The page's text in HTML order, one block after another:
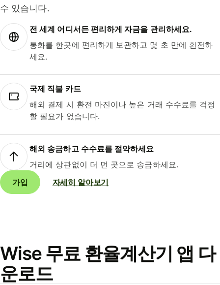
수 있습니다.
전 세계 어디서든 편리하게 자금을 관리하세요.
통화를 한곳에 편리하게 보관하고 몇 초 만에 환전하
세요.
국제 직불 카드
해외 결제 시 환전 마진이나 높은 거래 수수료를 걱정
할 필요가 없습니다.
해외 송금하고 수수료를 절약하세요
거리에 상관없이 더 먼 곳으로 송금하세요.
가입
자세히 알아보기
Wise 무료 환율계산기 앱 다
운로드